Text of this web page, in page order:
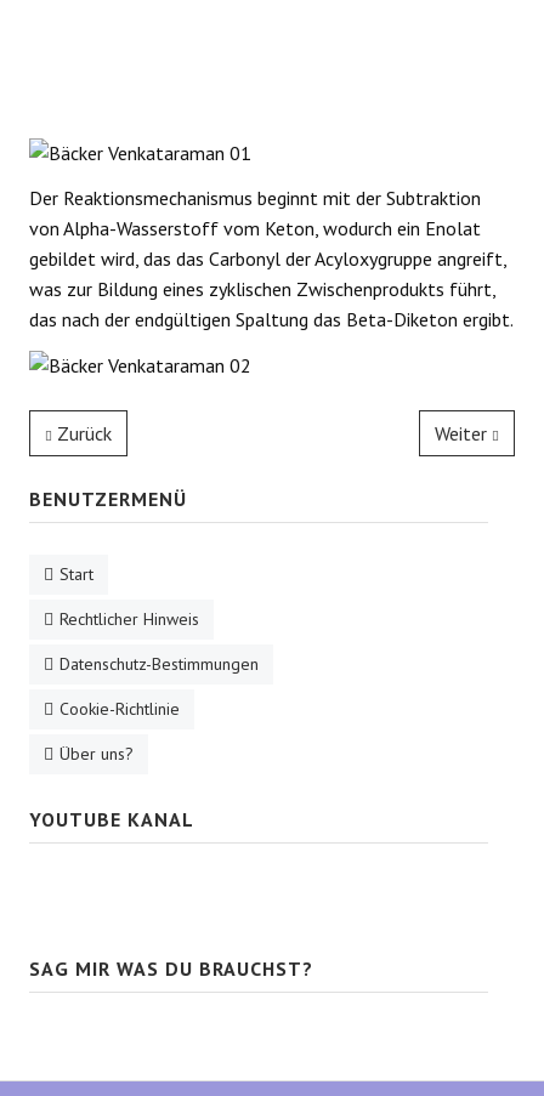
Der Reaktionsmechanismus beginnt mit der Subtraktion
von Alpha-Wasserstoff vom Keton, wodurch ein Enolat
gebildet wird, das das Carbonyl der Acyloxygruppe angreift,
was zur Bildung eines zyklischen Zwischenprodukts führt,
das nach der endgültigen Spaltung das Beta-Diketon ergibt.
Zurück Weiter
BENUTZERMENÜ
Start
Rechtlicher Hinweis
Datenschutz-Bestimmungen
Cookie-Richtlinie
Über uns?
YOUTUBE KANAL
SAG MIR WAS DU BRAUCHST?